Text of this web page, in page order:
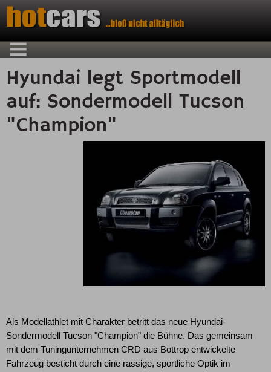
Hyundai legt Sportmodell
auf: Sondermodell Tucson
"Champion"
Als Modellathlet mit Charakter betritt das neue Hyundai-
Sondermodell Tucson "Champion" die Bühne. Das gemeinsam
mit dem Tuningunternehmen CRD aus Bottrop entwickelte
Fahrzeug besticht durch eine rassige, sportliche Optik im